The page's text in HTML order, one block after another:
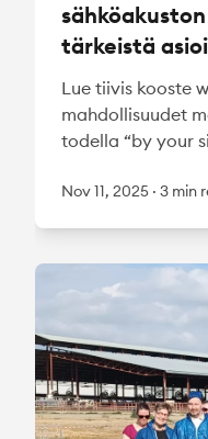
tärkeistä
Lue tiivis kooste
mahdollisuudet
todella “by your
Nov 11, 2025 · 3 min